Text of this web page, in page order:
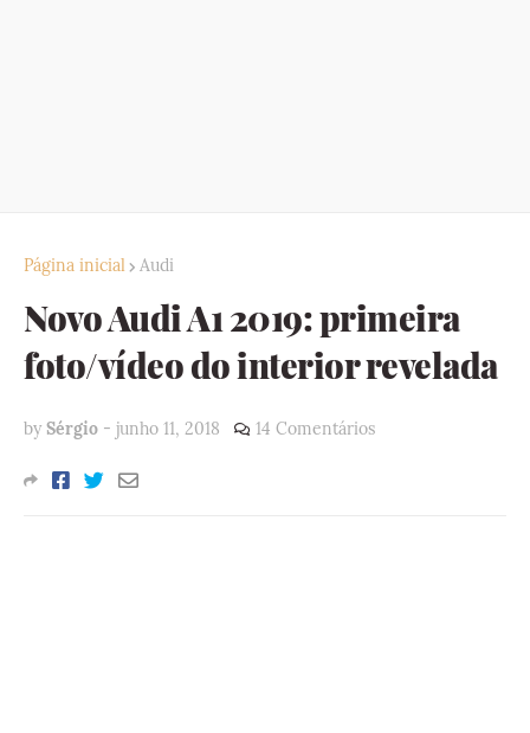
Página inicial Audi
Novo Audi A1 2019: primeira
foto/vídeo do interior revelada
by Sérgio - junho 11, 2018 14 Comentários